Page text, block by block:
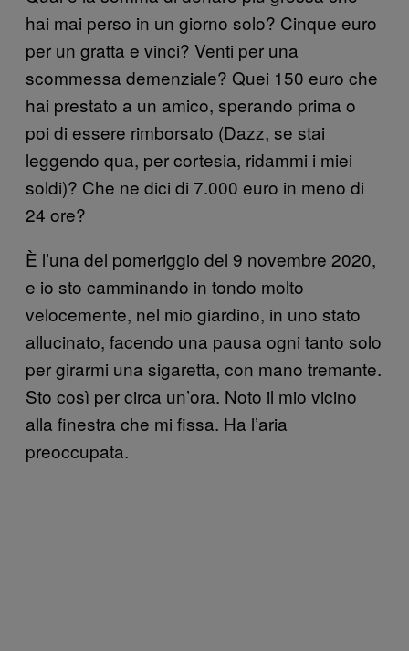
hai mai perso in un giorno solo? Cinque euro
per un gratta e vinci? Venti per una
scommessa demenziale? Quei 150 euro che
hai prestato a un amico, sperando prima o
poi di essere rimborsato (Dazz, se stai
leggendo qua, per cortesia, ridammi i miei
soldi)? Che ne dici di 7.000 euro in meno di
24 ore?
È l’una del pomeriggio del 9 novembre 2020,
e io sto camminando in tondo molto
velocemente, nel mio giardino, in uno stato
allucinato, facendo una pausa ogni tanto solo
per girarmi una sigaretta, con mano tremante.
Sto così per circa un’ora. Noto il mio vicino
alla finestra che mi fissa. Ha l’aria
preoccupata.